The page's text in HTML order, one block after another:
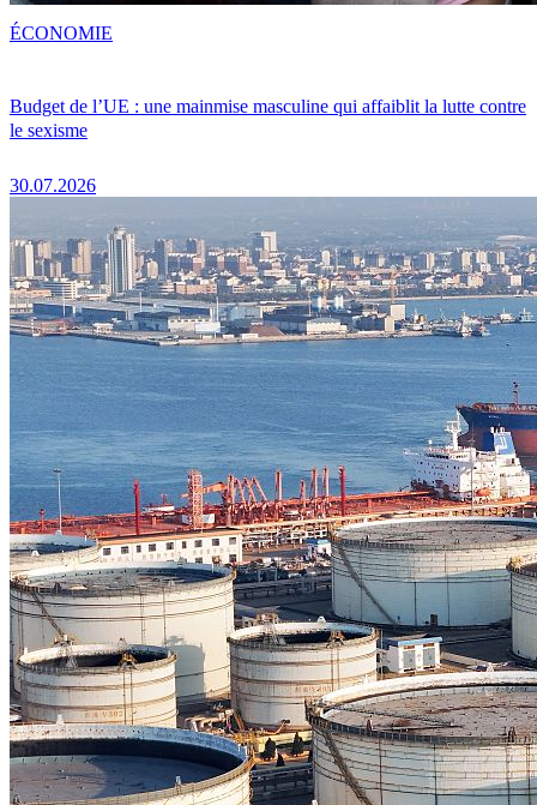
Budget de l’UE : une mainmise masculine qui affaiblit la lutte contre
le sexisme
30.07.2026
ÉCONOMIE